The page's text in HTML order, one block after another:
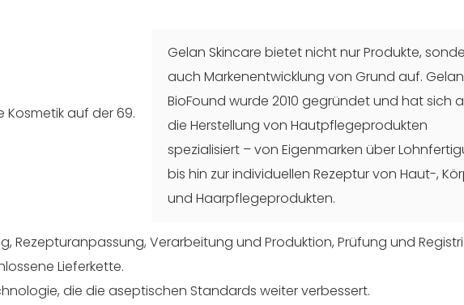
Gelan Skincare bietet nicht nur Produkte,
auch Markenentwicklung von Grund auf. Gelan
BioFound wurde 2010 gegründet und hat sich
die Herstellung von Hautpflegeprodukten
spezialisiert – von Eigenmarken über
bis hin zur individuellen Rezeptur von Haut-,
und Haarpflegeprodukten.
Rezepturanpassung, Verarbeitung und Produktion, Prüfung und
Lieferkette.
die die aseptischen Standards weiter verbessert.